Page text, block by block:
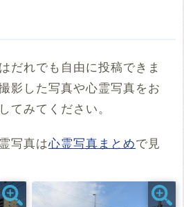
でしか取得できないようです
www.google.com/maps/embed?
height="450" frameborder="0"
だれでも自由に投稿できま
影した写真や心霊写真をお
てみてください。
写真は心霊写真まとめで見